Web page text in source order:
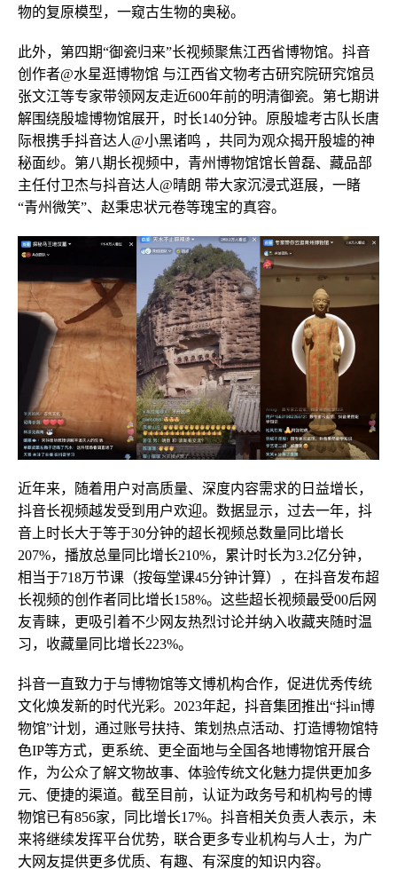
物的复原模型，一窥古生物的奥秘。
此外，第四期“御瓷归来”长视频聚焦江西省博物馆。抖音
创作者@水星逛博物馆 与江西省文物考古研究院研究馆员
张文江等专家带领网友走近600年前的明清御瓷。第七期讲
解围绕殷墟博物馆展开，时长140分钟。原殷墟考古队长唐
际根携手抖音达人@小黑诸鸣 ，共同为观众揭开殷墟的神
秘面纱。第八期长视频中，青州博物馆馆长曾磊、藏品部
主任付卫杰与抖音达人@晴朗 带大家沉浸式逛展，一睹
“青州微笑”、赵秉忠状元卷等瑰宝的真容。
近年来，随着用户对高质量、深度内容需求的日益增长，
抖音长视频越发受到用户欢迎。数据显示，过去一年，抖
音上时长大于等于30分钟的超长视频总数量同比增长
207%，播放总量同比增长210%，累计时长为3.2亿分钟，
相当于718万节课（按每堂课45分钟计算），在抖音发布超
长视频的创作者同比增长158%。这些超长视频最受00后网
友青睐，更吸引着不少网友热烈讨论并纳入收藏夹随时温
习，收藏量同比增长223%。
抖音一直致力于与博物馆等文博机构合作，促进优秀传统
文化焕发新的时代光彩。2023年起，抖音集团推出“抖in博
物馆”计划，通过账号扶持、策划热点活动、打造博物馆特
色IP等方式，更系统、更全面地与全国各地博物馆开展合
作，为公众了解文物故事、体验传统文化魅力提供更加多
元、便捷的渠道。截至目前，认证为政务号和机构号的博
物馆已有856家，同比增长17%。抖音相关负责人表示，未
来将继续发挥平台优势，联合更多专业机构与人士，为广
大网友提供更多优质、有趣、有深度的知识内容。